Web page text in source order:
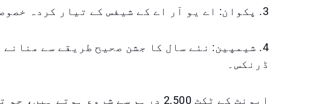
3. پکوان: اے یو آر اے کے شیفس کے تیار کردہ خصوصی پکوان۔
4. شیمپین: نئے سال کا جشن صحیح طریقے سے
ڈرنکس۔
ایونٹ کے ٹکٹ 2,500 درہم سے شروع ہوتے